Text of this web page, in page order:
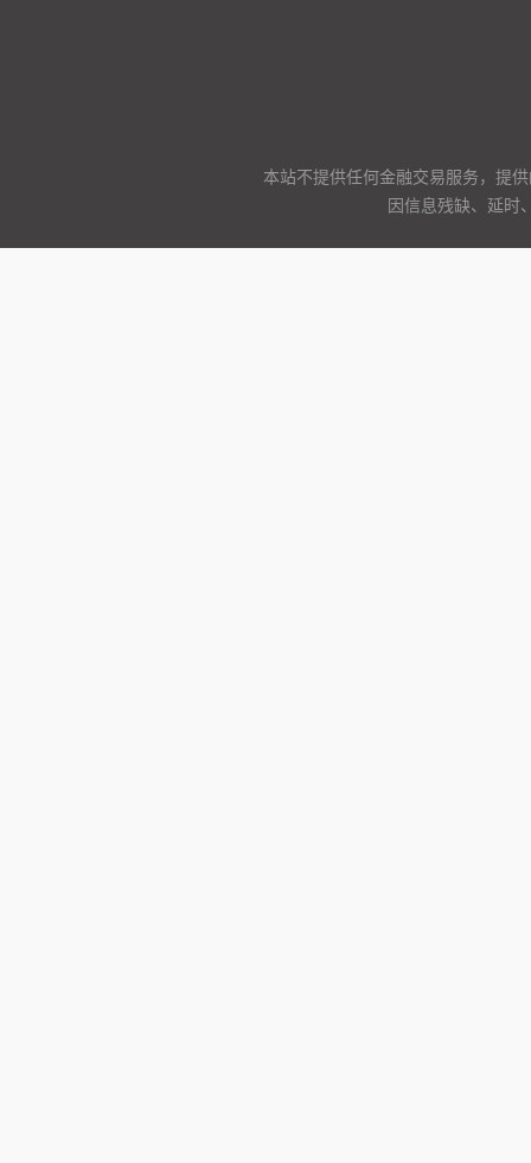
本站不提供任何金融交易服务，提
因信息残缺、延时